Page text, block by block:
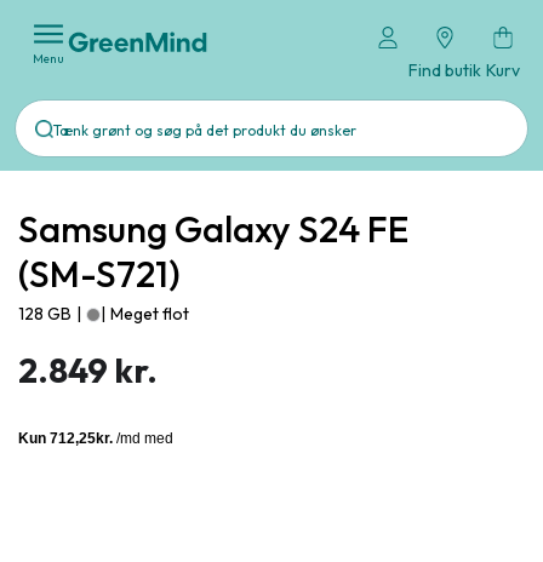
Menu
Find butik Kurv
Samsung Galaxy S24 FE
(SM-S721)
128 GB | | Meget flot
2.849 kr.